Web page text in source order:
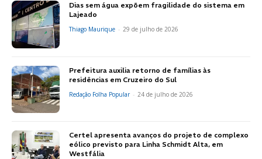
Dias sem água expõem fragilidade do sistema em
Lajeado
Thiago Maurique - 29 de julho de 2026
Prefeitura auxilia retorno de famílias às
residências em Cruzeiro do Sul
Redação Folha Popular - 24 de julho de 2026
Certel apresenta avanços do projeto de complexo
eólico previsto para Linha Schmidt Alta, em
Westfália